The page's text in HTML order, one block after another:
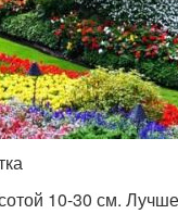
10-30 см.